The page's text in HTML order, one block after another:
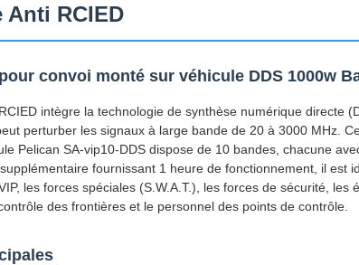
Anti RCIED
convoi monté sur véhicule DDS 1000w
intègre la technologie de synthèse numérique directe
perturber les signaux à large bande de 20 à 3000 MHz.
Pelican SA-vip10-DDS dispose de 10 bandes, chacune
fournissant 1 heure de fonctionnement, il est
les forces spéciales (S.W.A.T.), les forces de sécurité, les
des frontières et le personnel des points de contrôle.